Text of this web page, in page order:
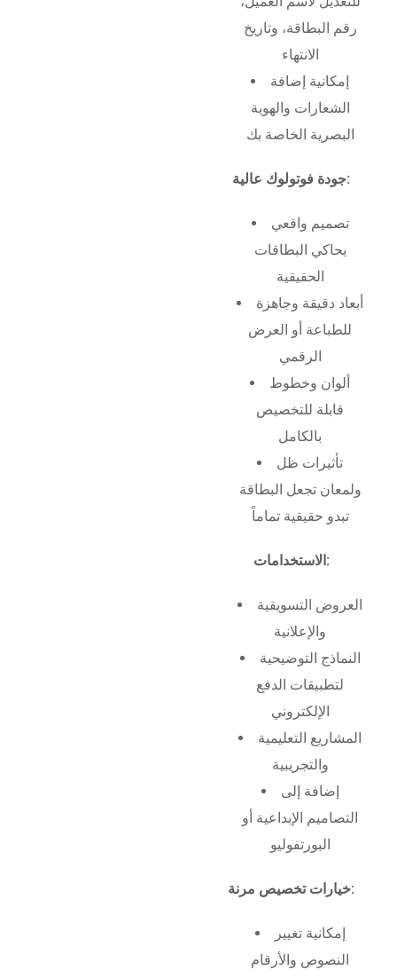
رقم البطاقة، وتاريخ
الانتهاء
إمكانية إضافة
الشعارات والهوية
البصرية الخاصة بك
جودة فوتولوك عالية:
تصميم واقعي
يحاكي البطاقات
الحقيقية
أبعاد دقيقة وجاهزة
للطباعة أو العرض
الرقمي
ألوان وخطوط
قابلة للتخصيص
بالكامل
تأثيرات ظل
ولمعان تجعل البطاقة
تبدو حقيقية تماماً
الاستخدامات:
العروض التسويقية
والإعلانية
النماذج التوضيحية
لتطبيقات الدفع
الإلكتروني
المشاريع التعليمية
والتجريبية
إضافة إلى
التصاميم الإبداعية أو
البورتفوليو
خيارات تخصيص مرنة:
إمكانية تغيير
النصوص والأرقام